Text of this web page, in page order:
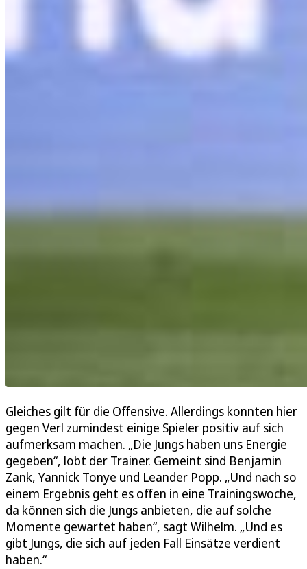
Gleiches gilt für die Offensive. Allerdings konnten hier
gegen Verl zumindest einige Spieler positiv auf sich
aufmerksam machen. „Die Jungs haben uns Energie
gegeben“, lobt der Trainer. Gemeint sind Benjamin
Zank, Yannick Tonye und Leander Popp. „Und nach so
einem Ergebnis geht es offen in eine Trainingswoche,
da können sich die Jungs anbieten, die auf solche
Momente gewartet haben“, sagt Wilhelm. „Und es
gibt Jungs, die sich auf jeden Fall Einsätze verdient
haben.“